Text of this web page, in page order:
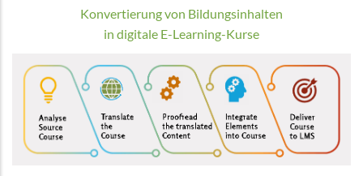
Konvertierung von Bildungsinhalten
in digitale E-Learning-Kurse
Übersetzung von Kursen
Wir bieten die Übersetzung von
Lerninhalten durch Muttersprachler